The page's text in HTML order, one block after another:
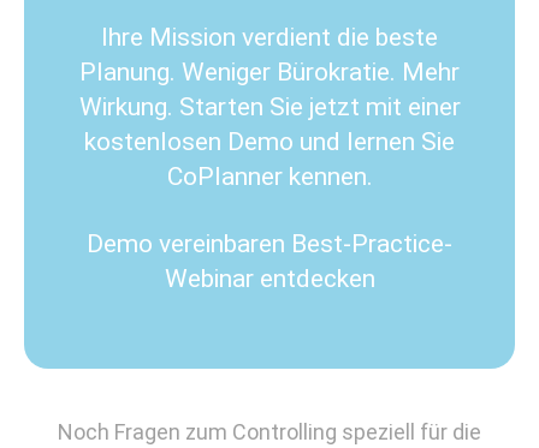
Ihre Mission verdient die beste
Planung. Weniger Bürokratie. Mehr
Wirkung. Starten Sie jetzt mit einer
kostenlosen Demo und lernen Sie
CoPlanner kennen.
Demo vereinbaren Best-Practice-
Webinar entdecken
Noch Fragen zum Controlling speziell für die